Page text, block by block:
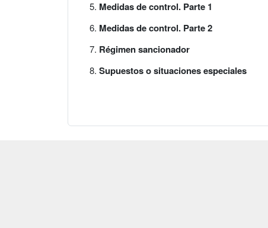
Medidas de control. Parte 1
Medidas de control. Parte 2
Régimen sancionador
Supuestos o situaciones especiales